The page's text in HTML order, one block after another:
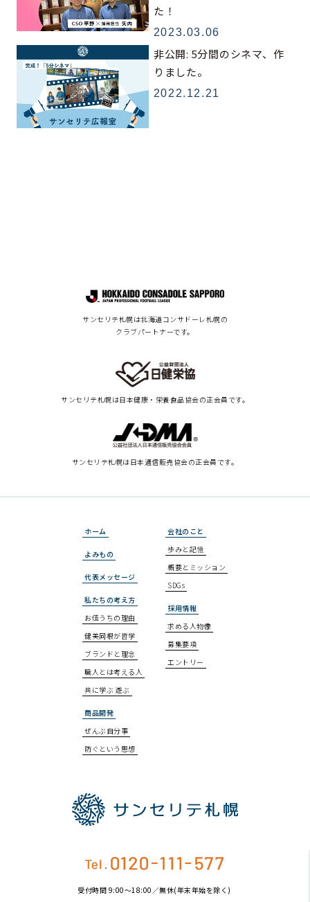
た！
2023.03.06
非公開: 5分間のシネマ、作
りました。
2022.12.21
サンセリテ札幌は北海道コンサドーレ札幌の
クラブパートナーです。
サンセリテ札幌は日本健康・栄養食品協会の正会員です。
サンセリテ札幌は日本通信販売協会の正会員です。
ホーム
よみもの
代表メッセージ
私たちの考え方
お値うちの理由
健美同根が哲学
ブランドと理念
職人とは考える人
共に学ぶ 遊ぶ
商品開発
ぜんぶ自分事
防ぐという思想
会社のこと
歩みと記憶
概要とミッション
SDGs
採用情報
求める人物像
募集要項
エントリー
受付時間 9:00〜18:00／無休(年末年始を除く)